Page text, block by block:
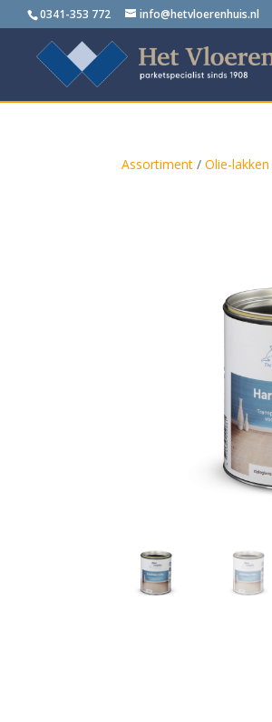
0341-353 772 info@hetvloerenhuis.nl
Assortiment /Olie-lakken